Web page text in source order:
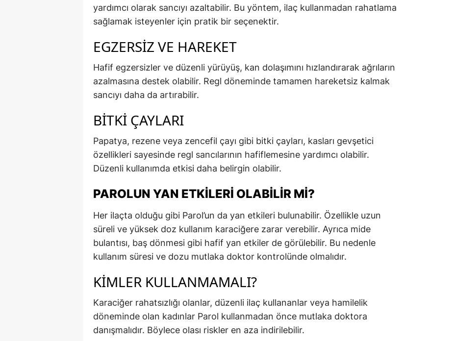
yardımcı olarak sancıyı azaltabilir. Bu yöntem, ilaç kullanmadan rahatlama
sağlamak isteyenler için pratik bir seçenektir.
EGZERSIZ VE HAREKET
Hafif egzersizler ve düzenli yürüyüş, kan dolaşımını hızlandırarak ağrıların
azalmasına destek olabilir. Regl döneminde tamamen hareketsiz kalmak
sancıyı daha da artırabilir.
BITKI ÇAYLARI
Papatya, rezene veya zencefil çayı gibi bitki çayları, kasları gevşetici
özellikleri sayesinde regl sancılarının hafiflemesine yardımcı olabilir.
Düzenli kullanımda etkisi daha belirgin olabilir.
PAROLUN YAN ETKILERI OLABILIR MI?
Her ilaçta olduğu gibi Parol’un da yan etkileri bulunabilir. Özellikle uzun
süreli ve yüksek doz kullanım karaciğere zarar verebilir. Ayrıca mide
bulantısı, baş dönmesi gibi hafif yan etkiler de görülebilir. Bu nedenle
kullanım süresi ve dozu mutlaka doktor kontrolünde olmalıdır.
KIMLER KULLANMAMALI?
Karaciğer rahatsızlığı olanlar, düzenli ilaç kullananlar veya hamilelik
döneminde olan kadınlar Parol kullanmadan önce mutlaka doktora
danışmalıdır. Böylece olası riskler en aza indirilebilir.